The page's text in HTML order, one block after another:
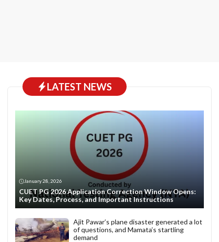
LATEST NEWS
January 28, 2026
CUET PG 2026 Application Correction Window Opens:
Key Dates, Process, and Important Instructions
Ajit Pawar’s plane disaster generated a lot
of questions, and Mamata’s startling
demand